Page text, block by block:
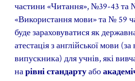
частини «Читання», №39-43 та
«Використання мови» та № 59
буде зараховуватися як
атестація з англійської мови
випускника) для учнів, які
нарівні стандартуабо